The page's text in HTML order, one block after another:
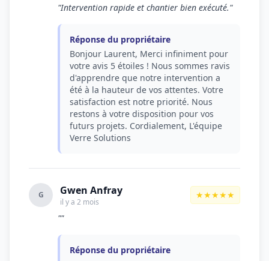
"Intervention rapide et chantier bien exécuté."
Réponse du propriétaire
Bonjour Laurent, Merci infiniment pour
votre avis 5 étoiles ! Nous sommes ravis
d'apprendre que notre intervention a
été à la hauteur de vos attentes. Votre
satisfaction est notre priorité. Nous
restons à votre disposition pour vos
futurs projets. Cordialement, L'équipe
Verre Solutions
G Gwen Anfray
il y a 2 mois
★★★★★
""
Réponse du propriétaire